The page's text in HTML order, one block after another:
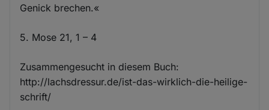
Genick brechen.«
5. Mose 21, 1 – 4
Zusammengesucht in diesem Buch:
http://lachsdressur.de/ist-das-wirklich-die-heilige-
schrift/